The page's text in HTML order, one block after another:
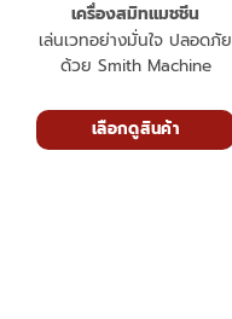
เครื่องสมิทแมชชีน
เล่นเวทอย่างมั่นใจ ปลอดภัย
ด้วย Smith Machine
เลือกดูสินค้า